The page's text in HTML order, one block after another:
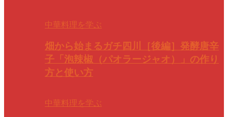
中華料理を学ぶ
畑から始まるガチ四川［後編］発酵唐辛
子「泡辣椒（パオラージャオ）」の作り
方と使い方
中華料理を学ぶ